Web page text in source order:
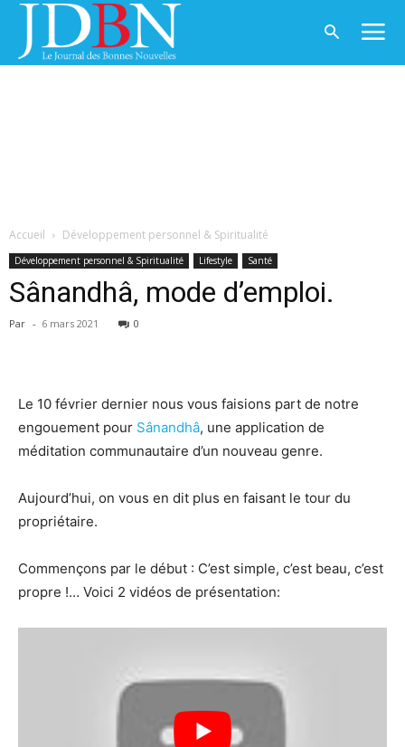
Accueil Développement personnel & Spiritualité
Développement personnel & Spiritualité Lifestyle Santé
Sânandhâ, mode d’emploi.
Par - 6 mars 2021 0
Le 10 février dernier nous vous faisions part de notre
engouement pour Sânandhâ, une application de
méditation communautaire d’un nouveau genre.
Aujourd’hui, on vous en dit plus en faisant le tour du
propriétaire.
Commençons par le début : C’est simple, c’est beau, c’est
propre !… Voici 2 vidéos de présentation: